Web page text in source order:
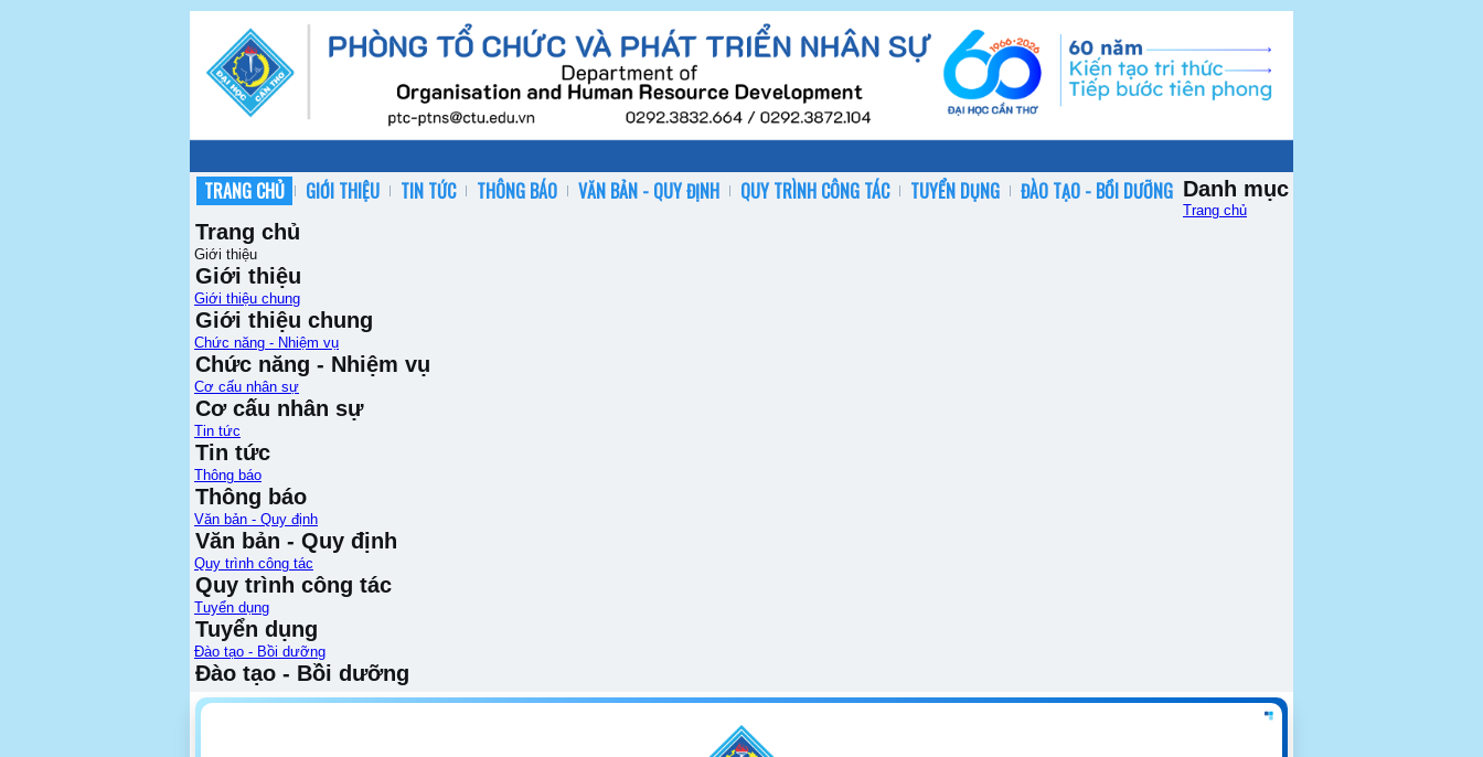
TRANG CHỦ GIỚI THIỆU TIN TỨC THÔNG BÁO VĂN BẢN - QUY ĐỊNH QUY TRÌNH CÔNG TÁC TUYỂN DỤNG ĐÀO TẠO - BỒI DƯỠNG Danh mục
Trang chủ
Trang chủ
Giới thiệu
Giới thiệu
Giới thiệu chung
Giới thiệu chung
Chức năng - Nhiệm vụ
Chức năng - Nhiệm vụ
Cơ cấu nhân sự
Cơ cấu nhân sự
Tin tức
Tin tức
Thông báo
Thông báo
Văn bản - Quy định
Văn bản - Quy định
Quy trình công tác
Quy trình công tác
Tuyển dụng
Tuyển dụng
Đào tạo - Bồi dưỡng
Đào tạo - Bồi dưỡng